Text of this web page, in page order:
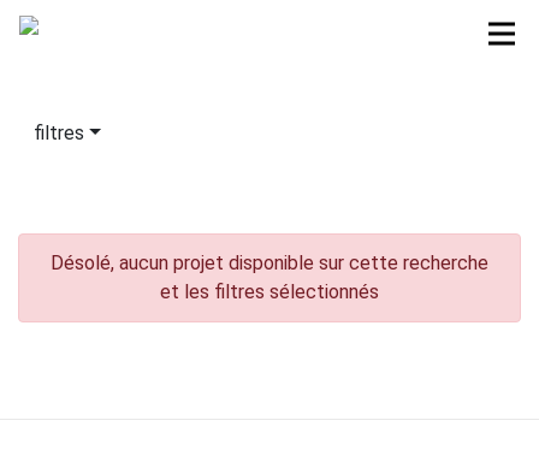
filtres
Désolé, aucun projet disponible sur cette recherche
et les filtres sélectionnés